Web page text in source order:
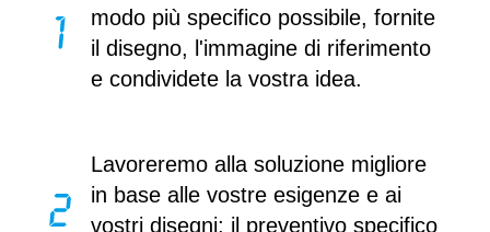
modo più specifico possibile, fornite
il disegno, l'immagine di riferimento
e condividete la vostra idea.
Lavoreremo alla soluzione migliore
in base alle vostre esigenze e ai
vostri disegni; il preventivo specifico